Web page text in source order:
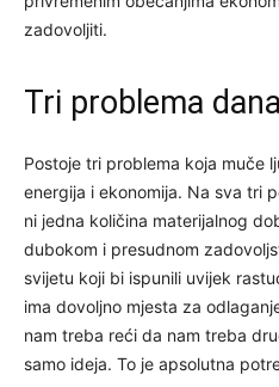
zadovoljiti.
Tri problema
Postoje tri problema koja muče
energija i ekonomija. Na sva tri
ni jedna količina materijalnog
dubokom i presudnom
svijetu koji bi ispunili uvijek
ima dovoljno mjesta za
nam treba reći da nam treba
samo ideja. To je apsolutna